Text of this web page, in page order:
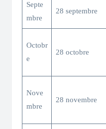
Septe
mbre
28 septembre
Octobr
e
28 octobre
Nove
mbre
28 novembre